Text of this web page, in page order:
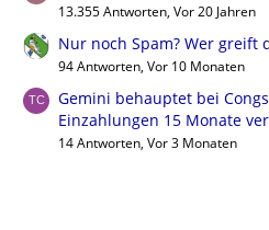
13.355 Antworten, Vor 20 Jahren
Nur noch Spam? Wer greift
94 Antworten, Vor 10 Monaten
Gemini behauptet bei
Einzahlungen 15 Monate
14 Antworten, Vor 3 Monaten